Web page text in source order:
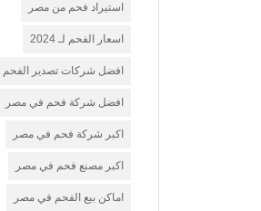
استيراد فحم من مصر
اسعار الفحم لـ 2024
افضل شركات تصدير الفحم
افضل شركة فحم في مصر
اكبر شركة فحم في مصر
اكبر مصنع فحم في مصر
اماكن بيع الفحم في مصر